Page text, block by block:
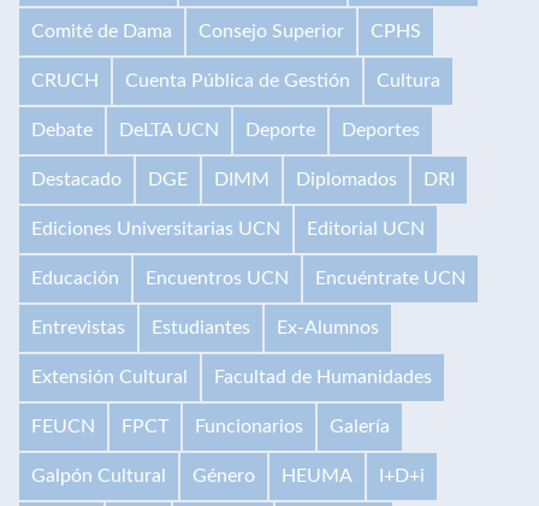
Comité de Dama Consejo Superior CPHS
CRUCH Cuenta Pública de Gestión Cultura
Debate DeLTA UCN Deporte Deportes
Destacado DGE DIMM Diplomados DRI
Ediciones Universitarias UCN Editorial UCN
Educación Encuentros UCN Encuéntrate UCN
Entrevistas Estudiantes Ex-Alumnos
Extensión Cultural Facultad de Humanidades
FEUCN FPCT Funcionarios Galería
Galpón Cultural Género HEUMA I+D+i